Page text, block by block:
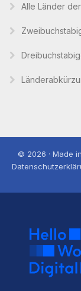
Alle Länder
© 2026 · Made